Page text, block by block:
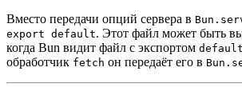
Вместо передачи опций сервера в
export default. Этот файл может быть
когда Bun видит файл с экспортом default
обработчик fetch он передаёт его в